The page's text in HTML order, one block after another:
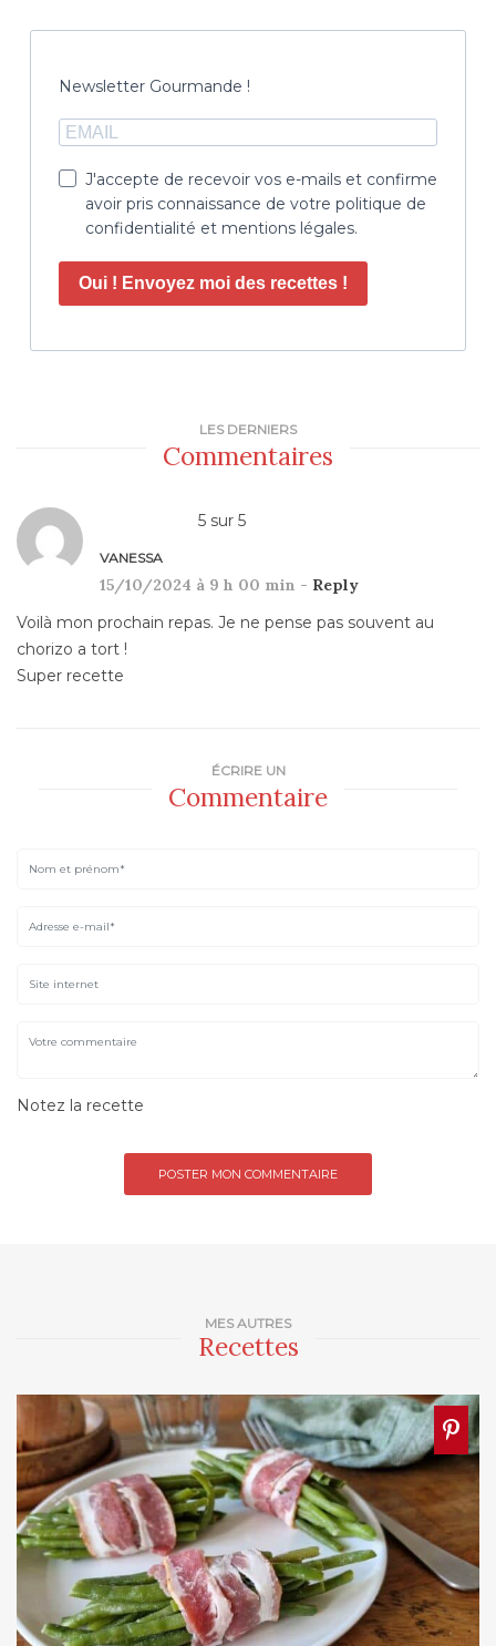
Newsletter Gourmande !
J'accepte de recevoir vos e-mails et confirme
avoir pris connaissance de votre politique de
confidentialité et mentions légales.
Oui ! Envoyez moi des recettes !
MES AUTRES
Recettes
LES DERNIERS
Commentaires
5 sur 5
VANESSA
15/10/2024 à 9 h 00 min - Reply
Voilà mon prochain repas. Je ne pense pas souvent au
chorizo a tort !
Super recette
ÉCRIRE UN
Commentaire
Notez la recette